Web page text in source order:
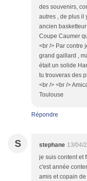
des souvenirs,
autres , de plus il
ancien
Coupe Caumer
<br /> Par contre
grand gaillard ,
était un solide
tu trouveras des
<br /> <br />
Toulouse
Répondre
S stephane 13/04/
je suis content et
c'est année
amis et copain